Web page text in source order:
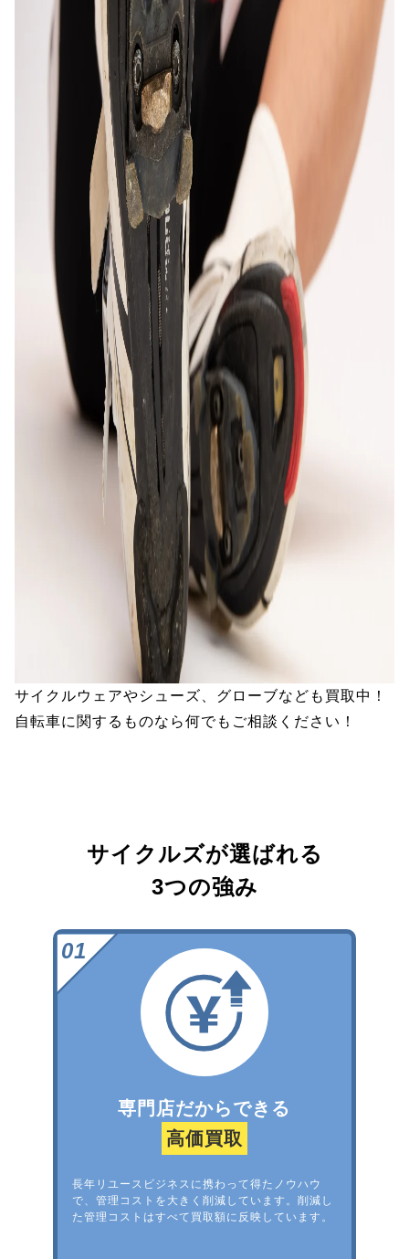
サイクルウェアやシューズ、グローブなども買取中！
自転車に関するものなら何でもご相談ください！
サイクルズが選ばれる
3つの強み
専門店だからできる
高価買取
長年リユースビジネスに携わって得たノウハウ
で、管理コストを大きく削減しています。削減し
た管理コストはすべて買取額に反映しています。